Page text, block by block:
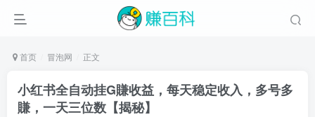
首页 冒泡网 正文
小红书全自动挂G賺收益，每天稳定收入，多号多
賺，一天三位数【揭秘】